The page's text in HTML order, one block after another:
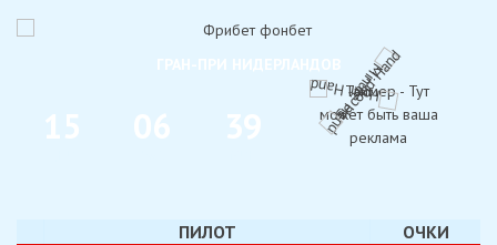
ГРАН-ПРИ НИДЕРЛАНДОВ
15 06 39
ПИЛОТ ОЧКИ